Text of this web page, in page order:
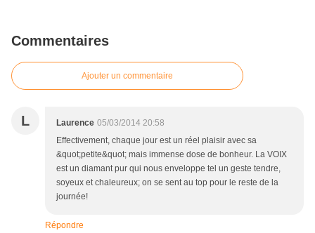
Commentaires
Ajouter un commentaire
L Laurence 05/03/2014 20:58
Effectivement, chaque jour est un réel plaisir avec sa
&quot;petite&quot; mais immense dose de bonheur. La VOIX
est un diamant pur qui nous enveloppe tel un geste tendre,
soyeux et chaleureux; on se sent au top pour le reste de la
journée!
Répondre